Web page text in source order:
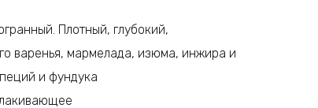
Плотный, глубокий,
варенья, мармелада, изюма, инжира и
и фундука